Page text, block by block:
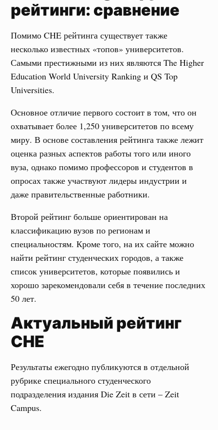
рейтинги: сравнение
Помимо CHE рейтинга существует также
несколько известных «топов» университетов.
Самыми престижными из них являются The Higher
Education World University Ranking и QS Top
Universities.
Основное отличие первого состоит в том, что он
охватывает более 1,250 университетов по всему
миру. В основе составления рейтинга также лежит
оценка разных аспектов работы того или иного
вуза, однако помимо профессоров и студентов в
опросах также участвуют лидеры индустрии и
даже правительственные работники.
Второй рейтинг больше ориентирован на
классификацию вузов по регионам и
специальностям. Кроме того, на их сайте можно
найти рейтинг студенческих городов, а также
список университетов, которые появились и
хорошо зарекомендовали себя в течение последних
50 лет.
Актуальный рейтинг
CHE
Результаты ежегодно публикуются в отдельной
рубрике специального студенческого
подразделения издания Die Zeit в сети – Zeit
Campus.